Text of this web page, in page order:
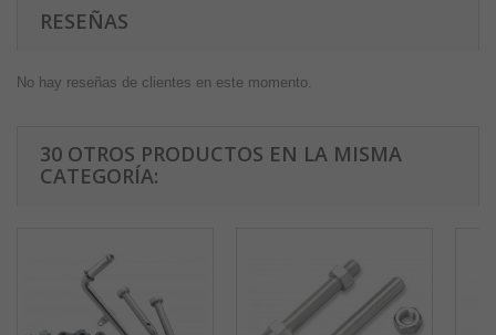
RESEÑAS
No hay reseñas de clientes en este momento.
30 OTROS PRODUCTOS EN LA MISMA
CATEGORÍA: